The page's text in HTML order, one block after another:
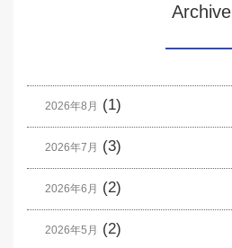
Archive
2026年8月 (1)
2026年7月 (3)
2026年6月 (2)
2026年5月 (2)